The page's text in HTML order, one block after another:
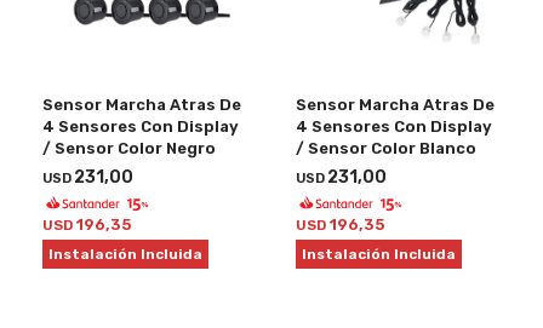
Sensor Marcha Atras De
4 Sensores Con Display
/ Sensor Color Negro
USD 231,00
USD 196,35
Instalación Incluida
Sensor Marcha Atras De
4 Sensores Con Display
/ Sensor Color Blanco
USD 231,00
USD 196,35
Instalación Incluida